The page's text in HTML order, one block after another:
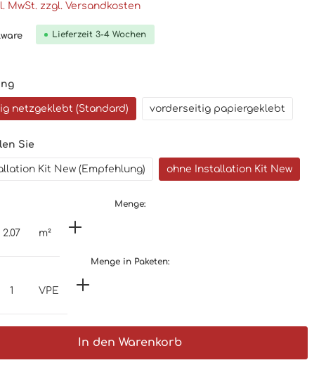
MwSt. zzgl. Versandkosten
Lieferzeit 3-4 Wochen
netzgeklebt (Standard) vorderseitig papiergeklebt
Sie
Kit New (Empfehlung) ohne Installation Kit New
Menge:
m²
Menge in Paketen:
VPE
In den Warenkorb